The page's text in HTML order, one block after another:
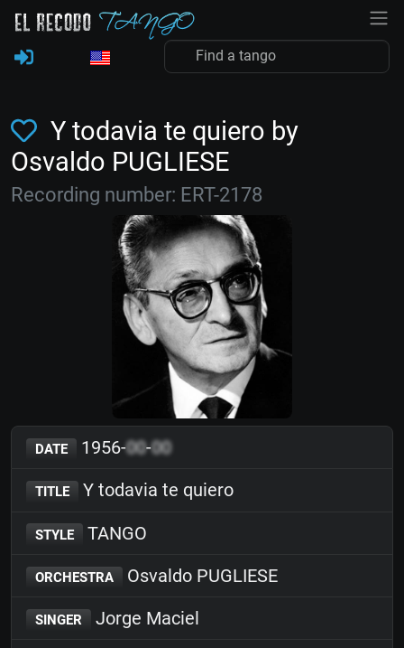
Y todavia te quiero by
Osvaldo PUGLIESE
Recording number: ERT-2178
DATE 1956-00-00
TITLE Y todavia te quiero
STYLE TANGO
ORCHESTRA Osvaldo PUGLIESE
SINGER Jorge Maciel